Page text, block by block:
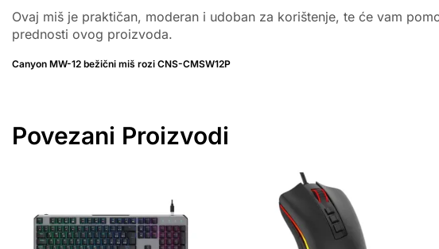
Ovaj miš je praktičan, moderan i udoban za korištenje, te će vam
prednosti ovog proizvoda.
Canyon MW-12 bežični miš rozi CNS-CMSW12P
Povezani Proizvodi